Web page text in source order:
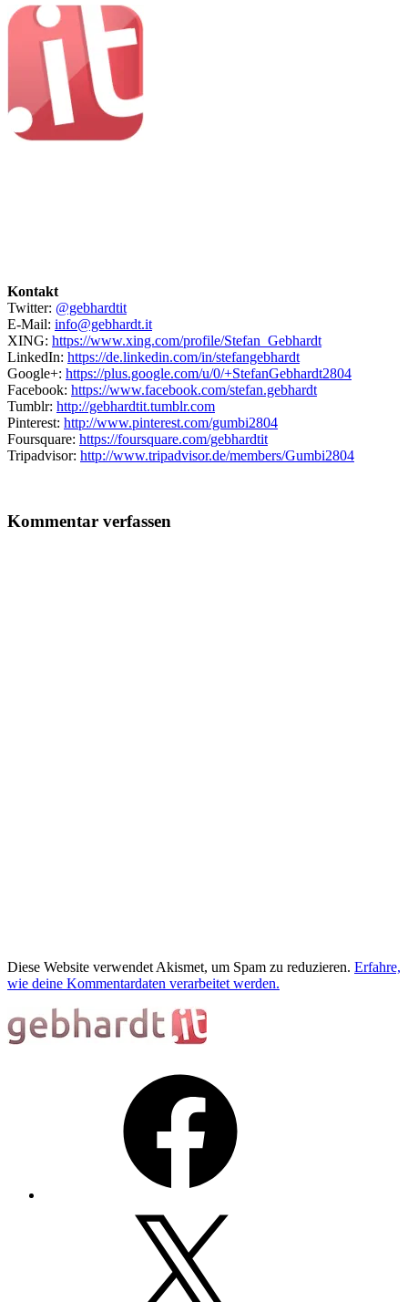
Kontakt
Twitter: @gebhardtit
E-Mail: info@gebhardt.it
XING: https://www.xing.com/profile/Stefan_Gebhardt
LinkedIn: https://de.linkedin.com/in/stefangebhardt
Google+: https://plus.google.com/u/0/+StefanGebhardt2804
Facebook: https://www.facebook.com/stefan.gebhardt
Tumblr: http://gebhardtit.tumblr.com
Pinterest: http://www.pinterest.com/gumbi2804
Foursquare: https://foursquare.com/gebhardtit
Tripadvisor: http://www.tripadvisor.de/members/Gumbi2804
Kommentar verfassen
Diese Website verwendet Akismet, um Spam zu reduzieren. Erfahre,
wie deine Kommentardaten verarbeitet werden.